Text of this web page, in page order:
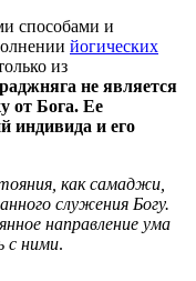
способами и
йогических
из
не является
от Бога. Ее
индивида и его
как самаджи,
служения Богу.
направление ума
с ними.